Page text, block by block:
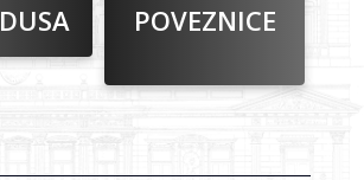
POVEZNICE